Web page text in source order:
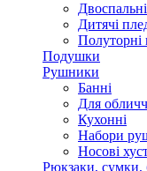
Дитячі
Полуторні
Подушки
Рушники
Банні
Для
Кухонні
Набори
Носові
Рюкзаки, сумки,